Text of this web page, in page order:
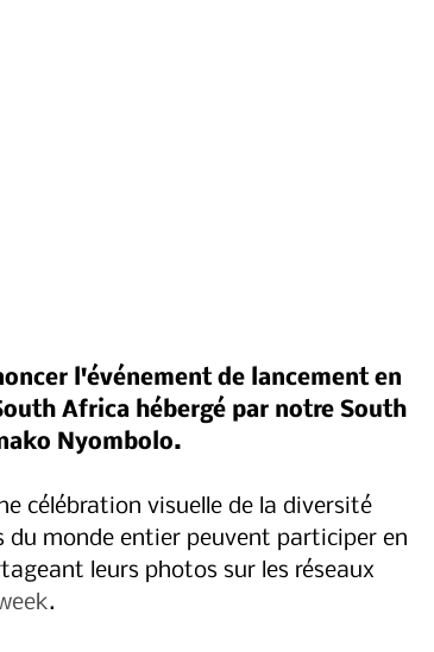
l'événement de lancement en
Africa hébergé par notre South
Nyombolo.
célébration visuelle de la diversité
du monde entier peuvent participer en
leurs photos sur les réseaux
.